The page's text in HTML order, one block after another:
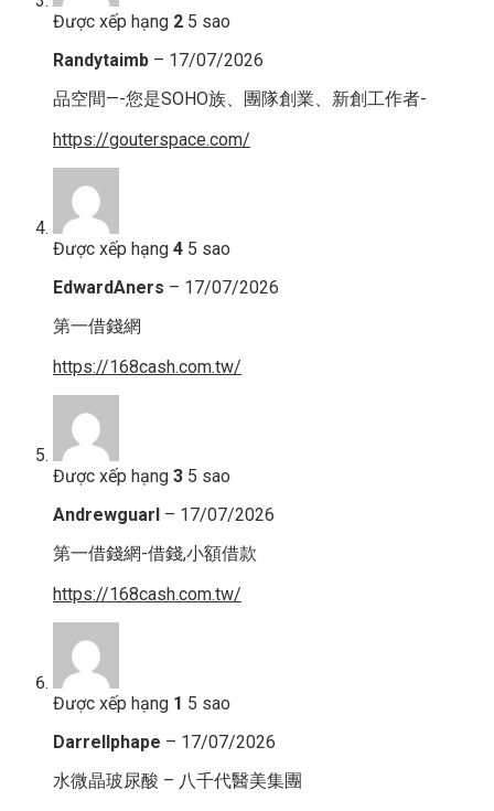
Được xếp hạng 2 5 sao
Randytaimb – 17/07/2026
品空間—-您是SOHO族、團隊創業、新創工作者-
https://gouterspace.com/
Được xếp hạng 4 5 sao
EdwardAners – 17/07/2026
第一借錢網
https://168cash.com.tw/
Được xếp hạng 3 5 sao
Andrewguarl – 17/07/2026
第一借錢網-借錢,小額借款
https://168cash.com.tw/
Được xếp hạng 1 5 sao
Darrellphape – 17/07/2026
水微晶玻尿酸 – 八千代醫美集團